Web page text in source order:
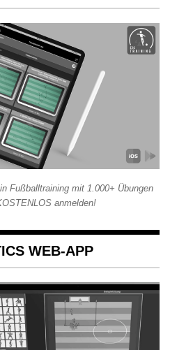
Fußballtraining mit 1.000+ Übungen
anmelden!
WEB-APP